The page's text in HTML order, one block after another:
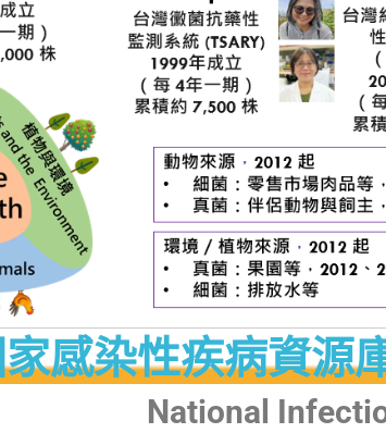
感染性疾病資源
National